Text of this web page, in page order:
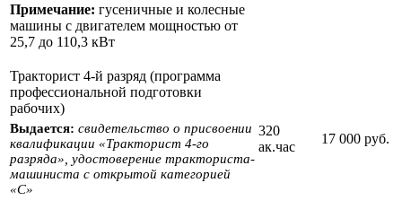
Примечание: гусеничные и колесные
машины с двигателем мощностью от
25,7 до 110,3 кВт
Тракторист 4-й разряд (программа
профессиональной подготовки
рабочих)
Выдается: свидетельство о присвоении
квалификации «Тракторист 4-го
разряда», удостоверение тракториста-
машиниста с открытой категорией
«С»
320
ак.час
17 000 руб.